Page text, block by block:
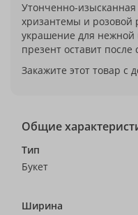
Утонченно-изысканная
хризантемы и розовой
украшение для нежной
презент оставит после
Закажите этот товар с
Общие
Тип
Букет
Ширина